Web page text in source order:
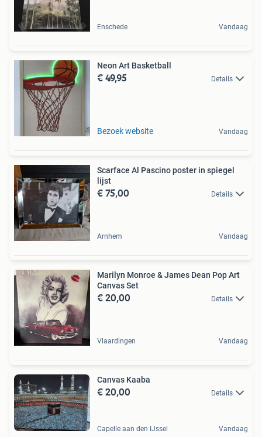
Enschede Vandaag
Neon Art Basketball
€ 49,95 Details
Bezoek website Vandaag
Scarface Al Pascino poster in spiegel
lijst
€ 75,00 Details
Arnhem Vandaag
Marilyn Monroe & James Dean Pop Art
Canvas Set
€ 20,00 Details
Vlaardingen Vandaag
Canvas Kaaba
€ 20,00 Details
Capelle aan den IJssel Vandaag